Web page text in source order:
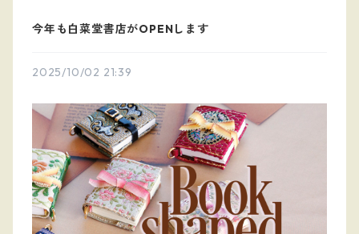
今年も白菜堂書店がOPENします
2025/10/02 21:39